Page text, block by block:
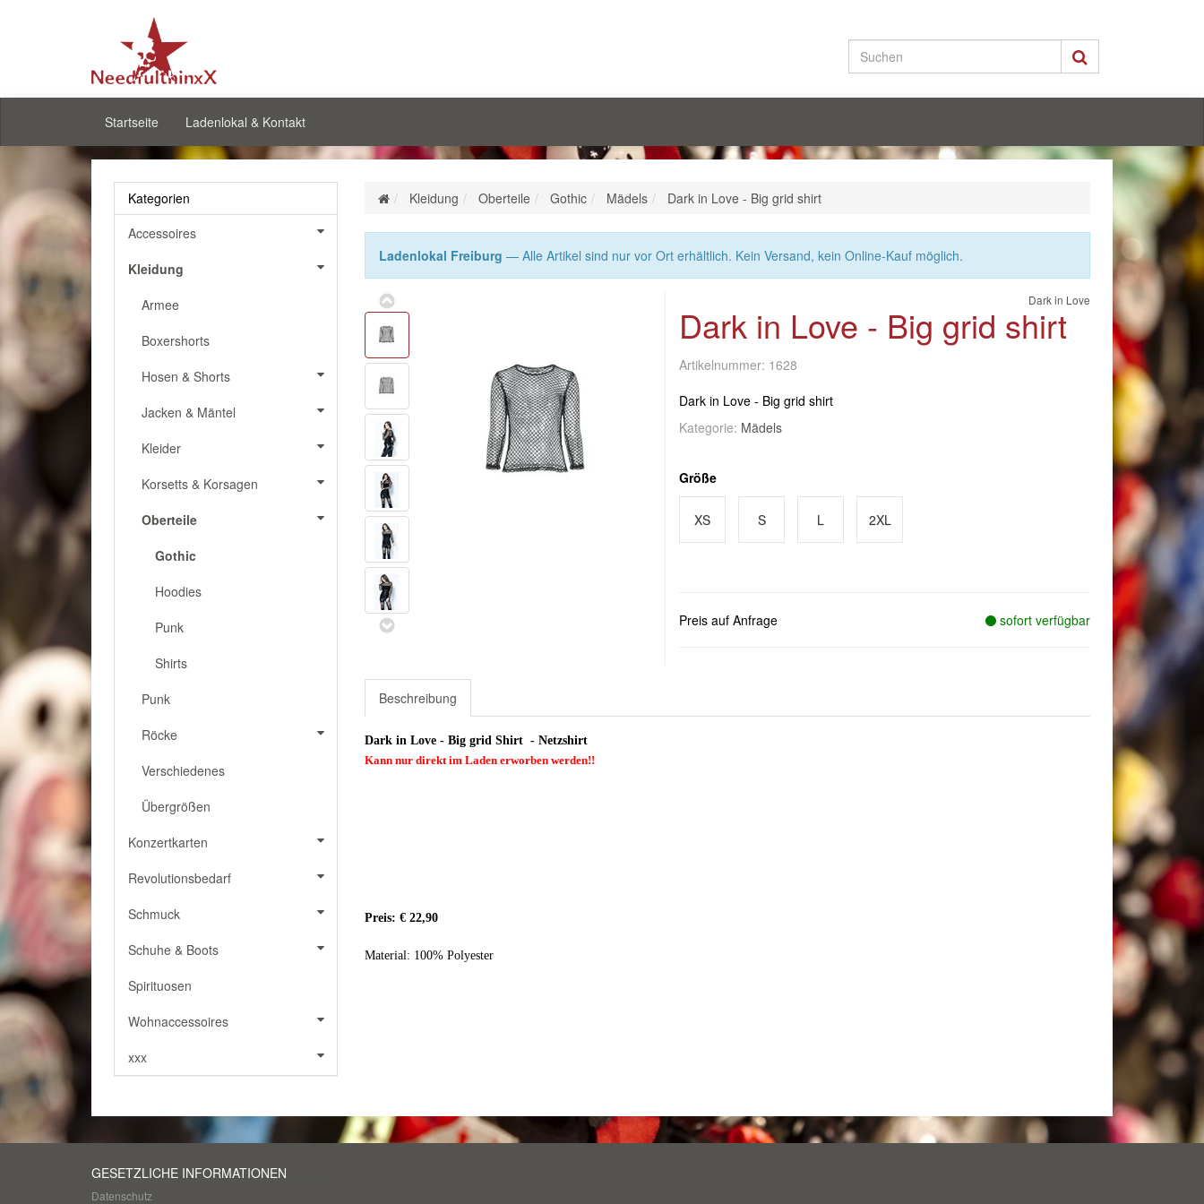
Startseite Ladenlokal & Kontakt
Kleidung Oberteile Gothic Mädels Dark in Love - Big grid shirt
Ladenlokal Freiburg — Alle Artikel sind nur vor Ort erhältlich. Kein Versand, kein Online-Kauf möglich.
Dark in Love
Dark in Love - Big grid shirt
Artikelnummer: 1628
Dark in Love - Big grid shirt
Kategorie: Mädels
Größe
XS S L 2XL
Preis auf Anfrage sofort verfügbar
Beschreibung
Dark in Love - Big grid Shirt - Netzshirt
Kann nur direkt im Laden erworben werden!!
Preis: € 22,90
Material: 100% Polyester
Kategorien
Accessoires
Kleidung
Armee
Boxershorts
Hosen & Shorts
Jacken & Mäntel
Kleider
Korsetts & Korsagen
Oberteile
Gothic
Hoodies
Punk
Shirts
Punk
Röcke
Verschiedenes
Übergrößen
Konzertkarten
Revolutionsbedarf
Schmuck
Schuhe & Boots
Spirituosen
Wohnaccessoires
xxx
GESETZLICHE INFORMATIONEN
Datenschutz